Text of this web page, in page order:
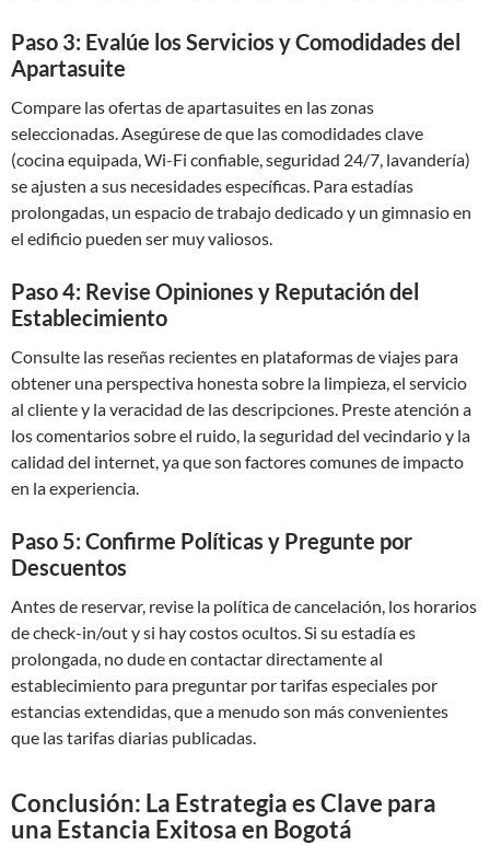
Paso 3: Evalúe los Servicios y Comodidades del
Apartasuite
Compare las ofertas de apartasuites en las zonas
seleccionadas. Asegúrese de que las comodidades clave
(cocina equipada, Wi-Fi confiable, seguridad 24/7, lavandería)
se ajusten a sus necesidades específicas. Para estadías
prolongadas, un espacio de trabajo dedicado y un gimnasio en
el edificio pueden ser muy valiosos.
Paso 4: Revise Opiniones y Reputación del
Establecimiento
Consulte las reseñas recientes en plataformas de viajes para
obtener una perspectiva honesta sobre la limpieza, el servicio
al cliente y la veracidad de las descripciones. Preste atención a
los comentarios sobre el ruido, la seguridad del vecindario y la
calidad del internet, ya que son factores comunes de impacto
en la experiencia.
Paso 5: Confirme Políticas y Pregunte por
Descuentos
Antes de reservar, revise la política de cancelación, los horarios
de check-in/out y si hay costos ocultos. Si su estadía es
prolongada, no dude en contactar directamente al
establecimiento para preguntar por tarifas especiales por
estancias extendidas, que a menudo son más convenientes
que las tarifas diarias publicadas.
Conclusión: La Estrategia es Clave para
una Estancia Exitosa en Bogotá